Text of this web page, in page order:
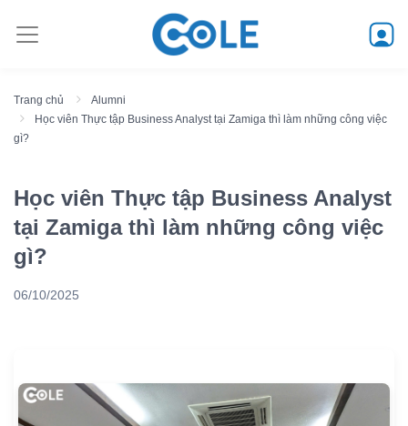
Trang chủ
Alumni
Học viên Thực tập Business Analyst tại Zamiga thì làm những công việc
gì?
Học viên Thực tập Business Analyst
tại Zamiga thì làm những công việc
gì?
06/10/2025